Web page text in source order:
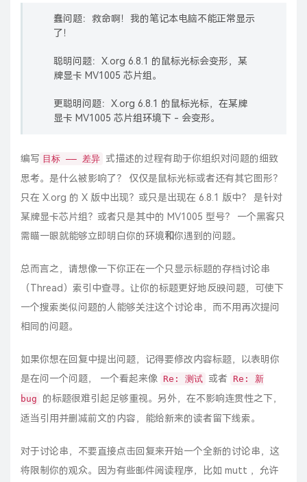
蠢问题：救命啊！我的笔记本电脑不能正常显示
了！
聪明问题：X.org 6.8.1 的鼠标光标会变形，某
牌显卡 MV1005 芯片组。
更聪明问题：X.org 6.8.1 的鼠标光标，在某牌
显卡 MV1005 芯片组环境下 - 会变形。
编写 目标 —— 差异 式描述的过程有助于你组织对问题的细致
思考。是什么被影响了？ 仅仅是鼠标光标或者还有其它图形？
只在 X.org 的 X 版中出现？或只是出现在 6.8.1 版中？ 是针对
某牌显卡芯片组？或者只是其中的 MV1005 型号？ 一个黑客只
需瞄一眼就能够立即明白你的环境和你遇到的问题。
总而言之，请想像一下你正在一个只显示标题的存档讨论串
（Thread）索引中查寻。让你的标题更好地反映问题，可使下
一个搜索类似问题的人能够关注这个讨论串，而不用再次提问
相同的问题。
如果你想在回复中提出问题，记得要修改内容标题，以表明你
是在问一个问题， 一个看起来像
Re: 测试 或者 Re: 新
bug
的标题很难引起足够重视。另外，在不影响连贯性之下，
适当引用并删减前文的内容，能给新来的读者留下线索。
对于讨论串，不要直接点击回复来开始一个全新的讨论串，这
将限制你的观众。因为有些邮件阅读程序，比如 mutt ，允许